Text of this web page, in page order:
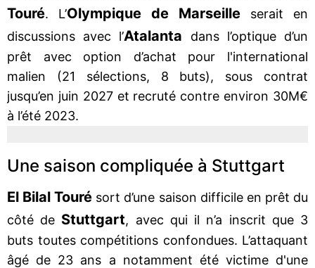
Touré. L’Olympique de Marseille serait en
discussions avec l’Atalanta dans l’optique d’un
prêt avec option d’achat pour l'international
malien (21 sélections, 8 buts), sous contrat
jusqu’en juin 2027 et recruté contre environ 30M€
à l’été 2023.
Une saison compliquée à Stuttgart
El Bilal Touré sort d’une saison difficile en prêt du
côté de Stuttgart, avec qui il n’a inscrit que 3
buts toutes compétitions confondues. L’attaquant
âgé de 23 ans a notamment été victime d'une